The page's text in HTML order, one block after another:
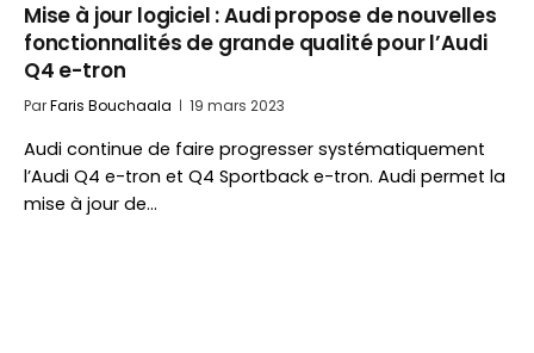
Mise à jour logiciel : Audi propose de nouvelles
fonctionnalités de grande qualité pour l’Audi
Q4 e-tron
ParFaris Bouchaala 19 mars 2023
Audi continue de faire progresser systématiquement
l’Audi Q4 e-tron et Q4 Sportback e-tron. Audi permet la
mise à jour de…